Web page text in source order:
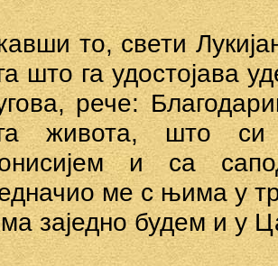
то, свети
што га удостојава
рече:
живота, што си
и са
ме с њима у
заједно будем и у